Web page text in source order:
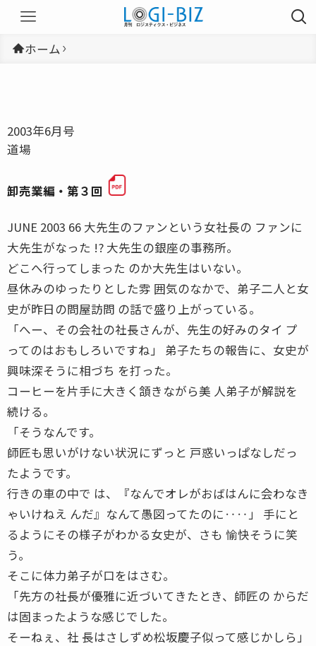
ホーム
2003年6月号
道場
卸売業編・第３回
JUNE 2003 66 大先生のファンという女社長の ファンに
大先生がなった !? 大先生の銀座の事務所。
どこへ行ってしまった のか大先生はいない。
昼休みのゆったりとした雰 囲気のなかで、弟子二人と女
史が昨日の問屋訪問 の話で盛り上がっている。
「へー、その会社の社長さんが、先生の好みのタイ プ
ってのはおもしろいですね」 弟子たちの報告に、女史が
興味深そうに相づち を打った。
コーヒーを片手に大きく頷きながら美 人弟子が解説を
続ける。
「そうなんです。
師匠も思いがけない状況にずっと 戸惑いっぱなしだっ
たようです。
行きの車の中で は、『なんでオレがおばはんに会わなき
ゃいけねえ んだ』なんて愚図ってたのに‥‥」 手にと
るようにその様子がわかる女史が、さも 愉快そうに笑
う。
そこに体力弟子が口をはさむ。
「先方の社長が優雅に近づいてきたとき、師匠の からだ
は固まったような感じでした。
そーねぇ、社 長はさしずめ松坂慶子似って感じかしら」